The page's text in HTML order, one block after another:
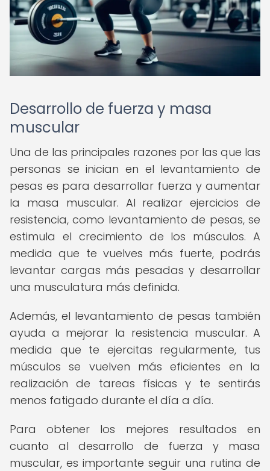
Desarrollo de fuerza y ​​masa
muscular
Una de las principales razones por las que las
personas se inician en el levantamiento de
pesas es para desarrollar fuerza y ​​aumentar
la masa muscular. Al realizar ejercicios de
resistencia, como levantamiento de pesas, se
estimula el crecimiento de los músculos. A
medida que te vuelves más fuerte, podrás
levantar cargas más pesadas y desarrollar
una musculatura más definida.
Además, el levantamiento de pesas también
ayuda a mejorar la resistencia muscular. A
medida que te ejercitas regularmente, tus
músculos se vuelven más eficientes en la
realización de tareas físicas y te sentirás
menos fatigado durante el día a día.
Para obtener los mejores resultados en
cuanto al desarrollo de fuerza y ​​masa
muscular, es importante seguir una rutina de